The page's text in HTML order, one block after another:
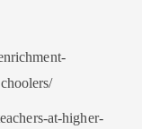
at-higher-